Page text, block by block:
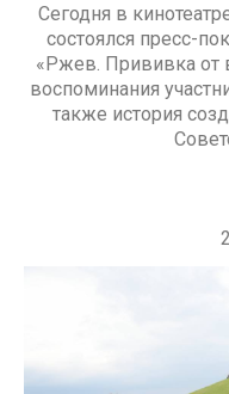
Сегодня в
состоялся пресс-
«Ржев. Прививка от
воспоминания
также история